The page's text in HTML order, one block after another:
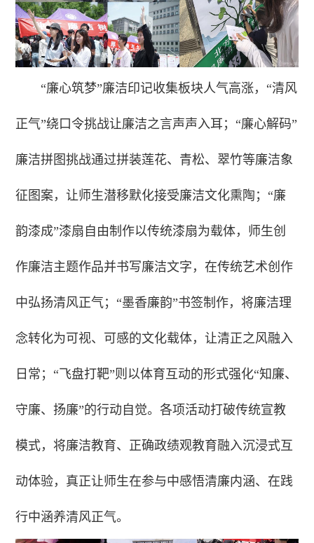
“廉心筑梦”廉洁印记收集板块人气高涨，“清风
正气”绕口令挑战让廉洁之言声声入耳；“廉心解码”
廉洁拼图挑战通过拼装莲花、青松、翠竹等廉洁象
征图案，让师生潜移默化接受廉洁文化熏陶；“廉
韵漆成”漆扇自由制作以传统漆扇为载体，师生创
作廉洁主题作品并书写廉洁文字，在传统艺术创作
中弘扬清风正气；“墨香廉韵”书签制作，将廉洁理
念转化为可视、可感的文化载体，让清正之风融入
日常；“飞盘打靶”则以体育互动的形式强化“知廉、
守廉、扬廉”的行动自觉。各项活动打破传统宣教
模式，将廉洁教育、正确政绩观教育融入沉浸式互
动体验，真正让师生在参与中感悟清廉内涵、在践
行中涵养清风正气。